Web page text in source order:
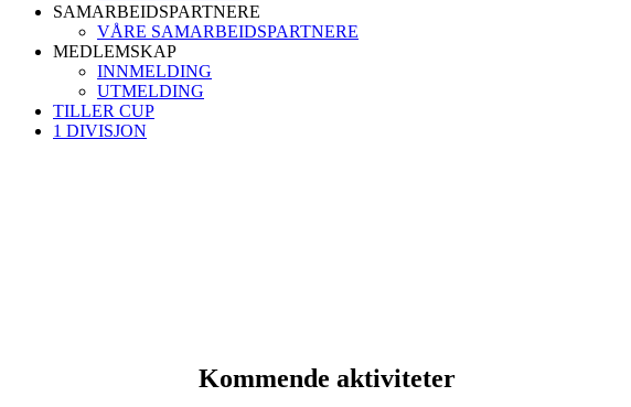
SAMARBEIDSPARTNERE
VÅRE SAMARBEIDSPARTNERE
MEDLEMSKAP
INNMELDING
UTMELDING
TILLER CUP
1 DIVISJON
Kommende aktiviteter